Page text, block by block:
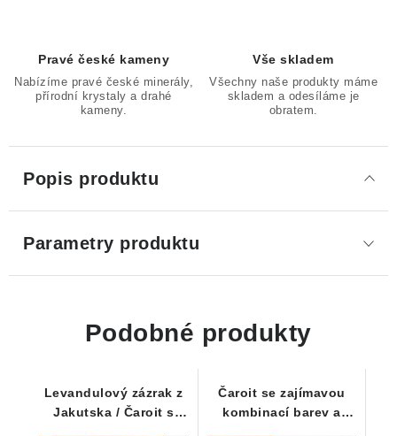
Pravé české kameny
Nabízíme pravé české minerály,
přírodní krystaly a drahé
kameny.
Vše skladem
Všechny naše produkty máme
skladem a odesíláme je
obratem.
Popis produktu
Parametry produktu
Podobné produkty
Levandulový zázrak z
Jakutska / Čaroit s
Čaroit se zajímavou
kombinací barev a